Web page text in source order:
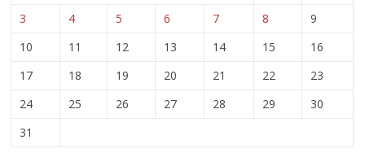
3
4 5 6 7 8
9
10
11 12 13 14 15
16
17
18 19 20 21 22
23
24
25 26 27 28 29
30
31